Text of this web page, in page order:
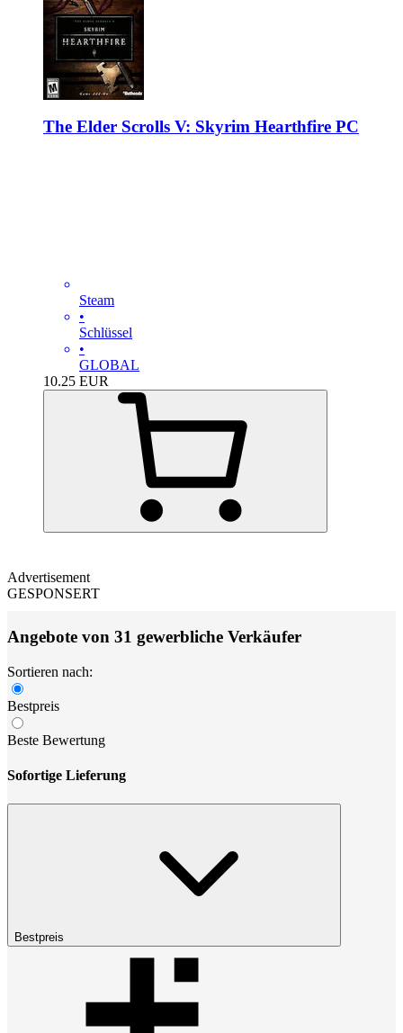
The Elder Scrolls V: Skyrim Hearthfire PC
Steam
•
Schlüssel
•
GLOBAL
10.25 EUR
Advertisement
GESPONSERT
Angebote von 31 gewerbliche Verkäufer
Sortieren nach:
Bestpreis
Beste Bewertung
Sofortige Lieferung
Bestpreis